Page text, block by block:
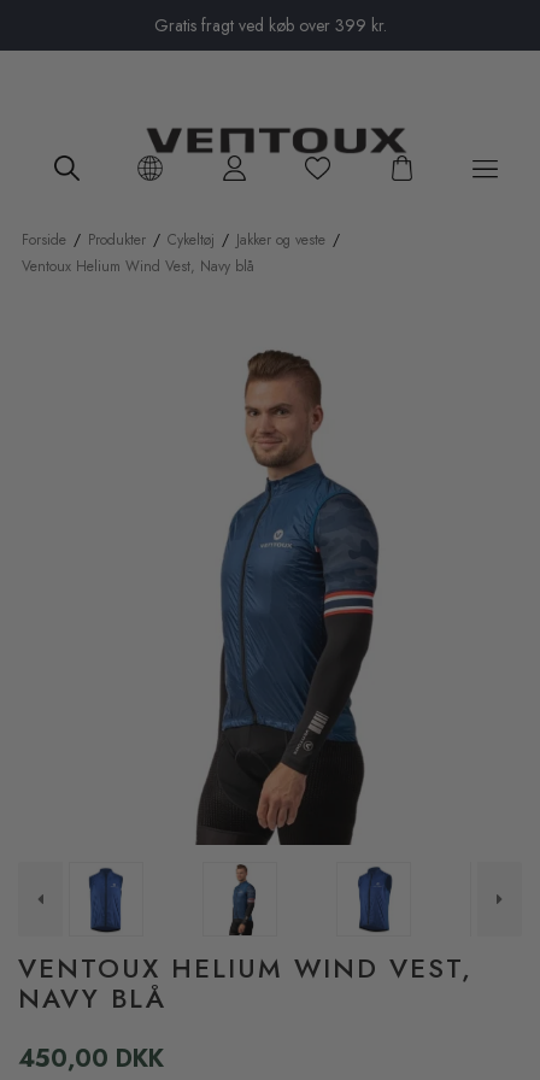
Gratis fragt ved køb over 399 kr.
Forside / Produkter / Cykeltøj / Jakker og veste /
Ventoux Helium Wind Vest, Navy blå
VENTOUX HELIUM WIND VEST,
NAVY BLÅ
450,00 DKK